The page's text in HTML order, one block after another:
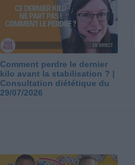
Comment perdre le dernier
kilo avant la stabilisation ? |
Consultation diététique du
29/07/2026